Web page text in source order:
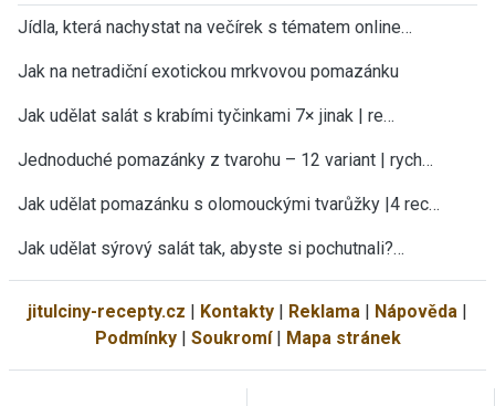
Jídla, která nachystat na večírek s tématem online…
Jak na netradiční exotickou mrkvovou pomazánku
Jak udělat salát s krabími tyčinkami 7× jinak | re…
Jednoduché pomazánky z tvarohu – 12 variant | rych…
Jak udělat pomazánku s olomouckými tvarůžky |4 rec…
Jak udělat sýrový salát tak, abyste si pochutnali?…
jitulciny-recepty.cz | Kontakty | Reklama | Nápověda |
Podmínky| Soukromí| Mapa stránek